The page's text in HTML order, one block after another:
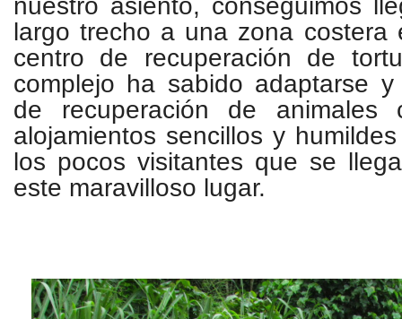
nuestro asiento, conseguimos
largo trecho a una zona costera
centro de recuperación de
complejo ha sabido adaptarse
de recuperación de
alojamientos sencillos y
los pocos visitantes que se
este maravilloso lugar.